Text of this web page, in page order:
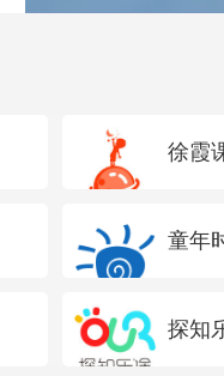
徐霞
童年
营
探知